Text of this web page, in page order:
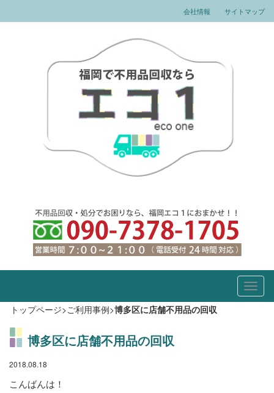
会社情報 サイトマップ
トップページ>ご利用事例>博多区に店舗不用品の回収
博多区に店舗不用品の回収
2018.08.18
こんばんは！